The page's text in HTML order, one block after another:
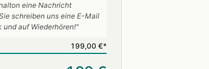
eine Nachricht
schreiben uns eine E-Mail
und auf Wiederhören!"
199,00 €*